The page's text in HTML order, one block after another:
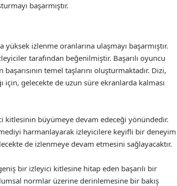
başarmıştır.
yüksek izlenme oranlarına ulaşmayı başarmıştır.
tarafından beğenilmiştir. Başarılı oyuncu
temel taşlarını oluşturmaktadır. Dizi,
için, gelecekte de uzun süre ekranlarda kalması
kitlesinin büyümeye devam edeceği yönündedir.
harmanlayarak izleyicilere keyifli bir deneyim
de izlenmeye devam etmesini sağlayacaktır.
bir izleyici kitlesine hitap eden başarılı bir
normlar üzerine derinlemesine bir bakış